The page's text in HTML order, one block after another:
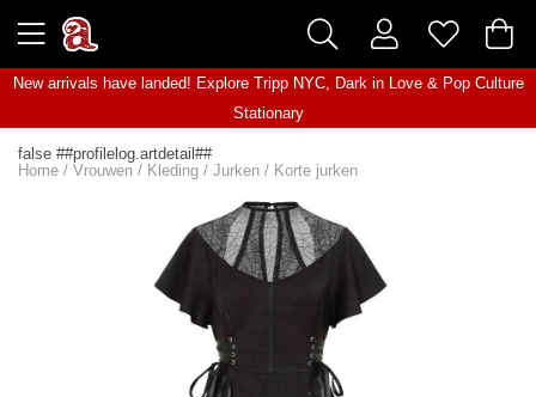
New arrivals have landed! Explore Tripp NYC, Dark in Love& Pop Culture
Stationary
false ##profilelog.artdetail##
Home / Vrouwen / Kleding / Jurken / Korte jurken